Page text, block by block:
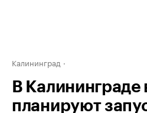
Калининград
В Калининграде
планируют